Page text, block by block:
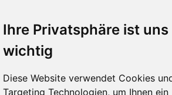
Ihre Privatsphäre ist uns
wichtig
Diese Website verwendet Cookies
Targeting Technologien, um Ihnen ein